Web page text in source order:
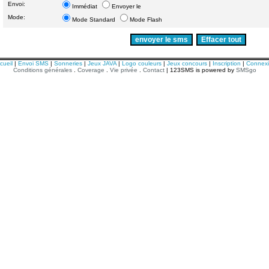
Envoi: Immédiat
Envoyer le
Mode:
Mode Standard Mode Flash
| Envoi SMS | Sonneries | Jeux JAVA | Logo couleurs | Jeux concours | Inscription |
Conditions générales. Coverage Vie privée Contact| 123SMS is powered by SMSgo